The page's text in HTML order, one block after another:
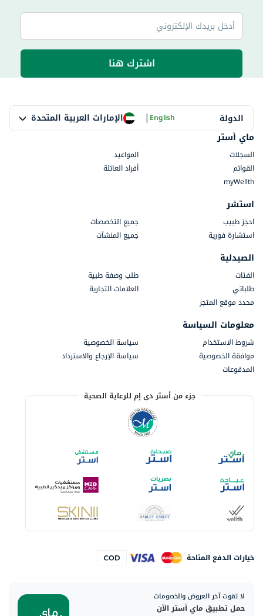
اشترك هنا
الدولة الإمارات العربية المتحدة |English
ماي أستر
السجلات
المواعيد
القوائم
أفراد العائلة
myWellth
استشر
احجز طبيب
جميع التخصصات
استشارة فورية
جميع المنشآت
الصيدلية
الفئات
طلب وصفة طبية
طلباتي
العلامات التجارية
محدد موقع المتجر
معلومات السياسة
شروط الاستخدام
سياسة الخصوصية
موافقة الخصوصية
سياسة الإرجاع والاسترداد
المدفوعات
جزء من أستر دي إم للرعاية الصحية
خيارات الدفع المتاحة
لا تفوت آخر العروض والخصومات
حمل تطبيق ماي أستر الآن